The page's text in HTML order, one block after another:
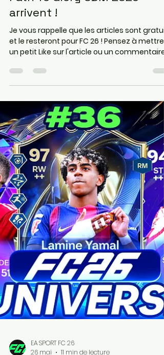
31 mai
10 min de lecture
LES HEROES PRIME SONT
DANS LES PACKS FC 26 ! Les
Path To Glory CDM 2026
arrivent !
Je vous rappelle que les articles sont
et le resteront pour FC 26 ! Pensez à mettre
un petit Like sur l'article ou un commentaire,
on prend souvent le temps sur Internet de
râler mais rarement de dire que c'est bien,
donc n'hésitez pas ❤️❤️ Les 2 liens juste en
dessous vous permettront d'aider le site et
de vous rendre directement sur Instant
Gaming ( pour acheter vos jeux , cartes
PSN/Xbox moins cher) et Maxesport ( pour
acheter votre matériel informatique, code
Pro